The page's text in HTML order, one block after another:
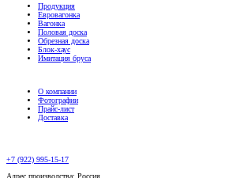
Продукция
Евровагонка
Вагонка
Половая доска
Обрезная доска
Блок-хаус
Имитация бруса
О компании
Фотографии
Прайс-лист
Доставка
+7 (922) 995-15-17
Адрес производства: Россия,